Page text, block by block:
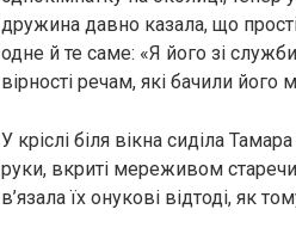
дружина давно казала, що
одне й те саме: «Я його зі
вірності речам, які бачили його
У кріслі біля вікна сиділа
руки, вкриті мереживом
в’язала їх онукові відтоді, як